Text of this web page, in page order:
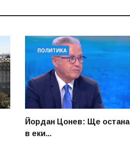
ПОЛИТИКА
Йордан Цонев: Ще остана
в еки...